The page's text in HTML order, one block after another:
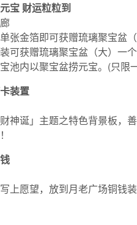
宝 财运粒粒到
张金箔即可获赠琉璃聚宝盆
可获赠琉璃聚宝盆（大）一
池内以聚宝盆捞元宝。(只限
装置
神诞」主题之特色背景板，
上愿望，放到月老广场铜钱